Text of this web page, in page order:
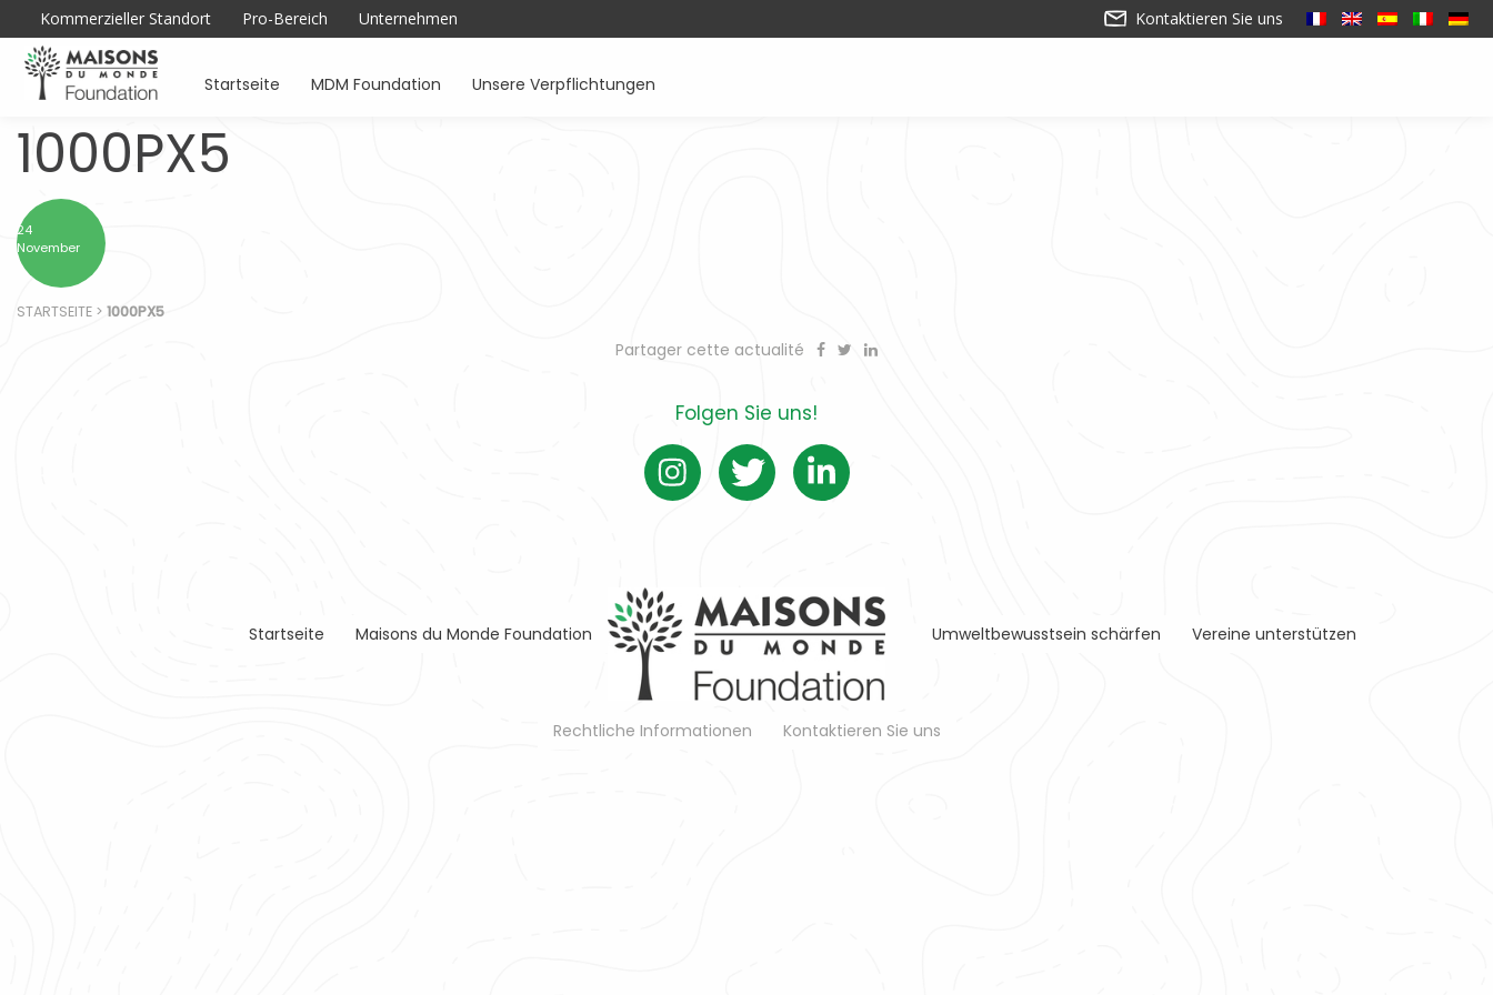
Kommerzieller Standort Pro-Bereich Unternehmen Kontaktieren Sie uns
Startseite MDM Foundation Unsere Verpflichtungen
1000PX5
24
November
STARTSEITE > 1000PX5
Partager cette actualité
Folgen Sie uns!
Startseite Maisons du Monde Foundation Umweltbewusstsein schärfen Vereine unterstützen
Kontaktieren Sie uns
Rechtliche Informationen